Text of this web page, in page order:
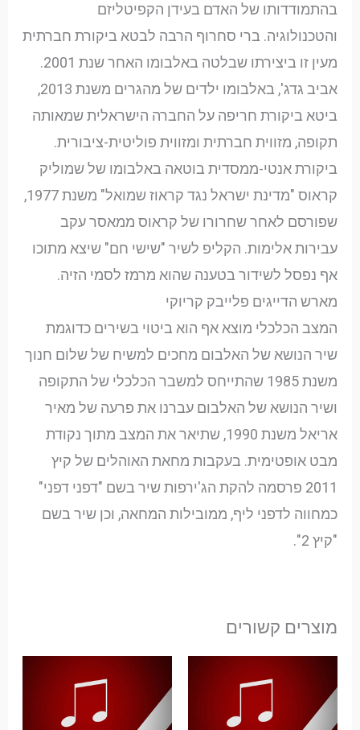
בהתמודדותו של האדם בעידן הקפיטליזם
והטכנולוגיה. ברי סחרוף הרבה לבטא ביקורת חברתית
מעין זו ביצירתו שבלטה באלבומו האחר שנת 2001.
אביב גדג', באלבומו ילדים של מהגרים משנת 2013,
ביטא ביקורת חריפה על החברה הישראלית שמאותה
תקופה, מזווית חברתית ומזווית פוליטית-ציבורית.
ביקורת אנטי-ממסדית בוטאה באלבומו של שמוליק
קראוס "מדינת ישראל נגד קראוז שמואל" משנת 1977,
שפורסם לאחר שחרורו של קראוס ממאסר עקב
עבירות אלימות. הקליפ לשיר "שישי חם" שיצא מתוכו
אף נפסל לשידור בטענה שהוא מרמז לסמי הזיה.
מארש הדייגים פלייבק קריוקי
המצב הכלכלי מוצא אף הוא ביטוי בשירים כדוגמת
שיר הנושא של האלבום מחכים למשיח של שלום חנוך
משנת 1985 שהתייחס למשבר הכלכלי של התקופה
ושיר הנושא של האלבום עברנו את פרעה של מאיר
אריאל משנת 1990, שתיאר את המצב מתוך נקודת
מבט אופטימית. בעקבות מחאת האוהלים של קיץ
2011 פרסמה להקת הג'ירפות שיר בשם "דפני דפני"
כמחווה לדפני ליף, ממובילות המחאה, וכן שיר בשם
"קיץ 2".
מוצרים קשורים
עד